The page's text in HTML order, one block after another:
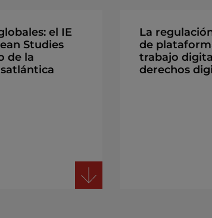
el IE
Studies
de la
La
de
trabajo
derechos